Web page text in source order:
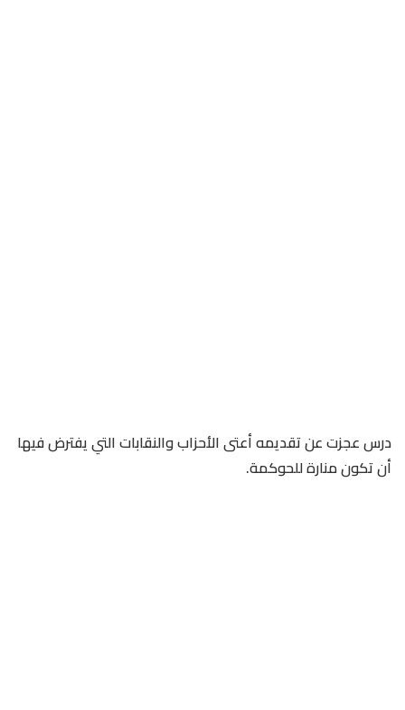
درس عجزت عن تقديمه أعتى الأحزاب والنقابات التي يفترض فيها
أن تكون منارة للحوكمة.